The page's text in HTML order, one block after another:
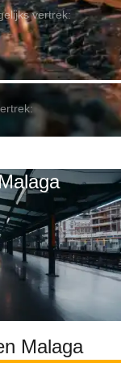
vertrek:
Malaga